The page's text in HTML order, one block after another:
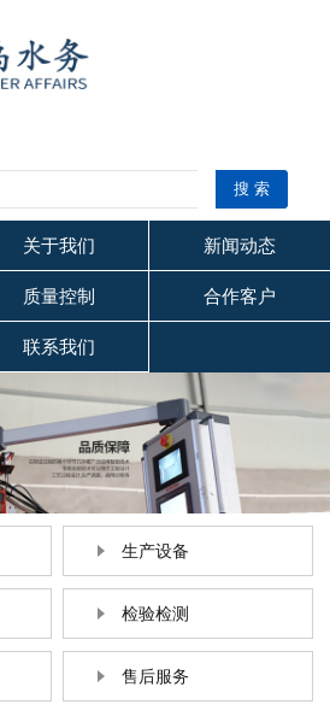
关于我们 新闻动态
质量控制 合作客户
联系我们
生产设备
检验检测
售后服务